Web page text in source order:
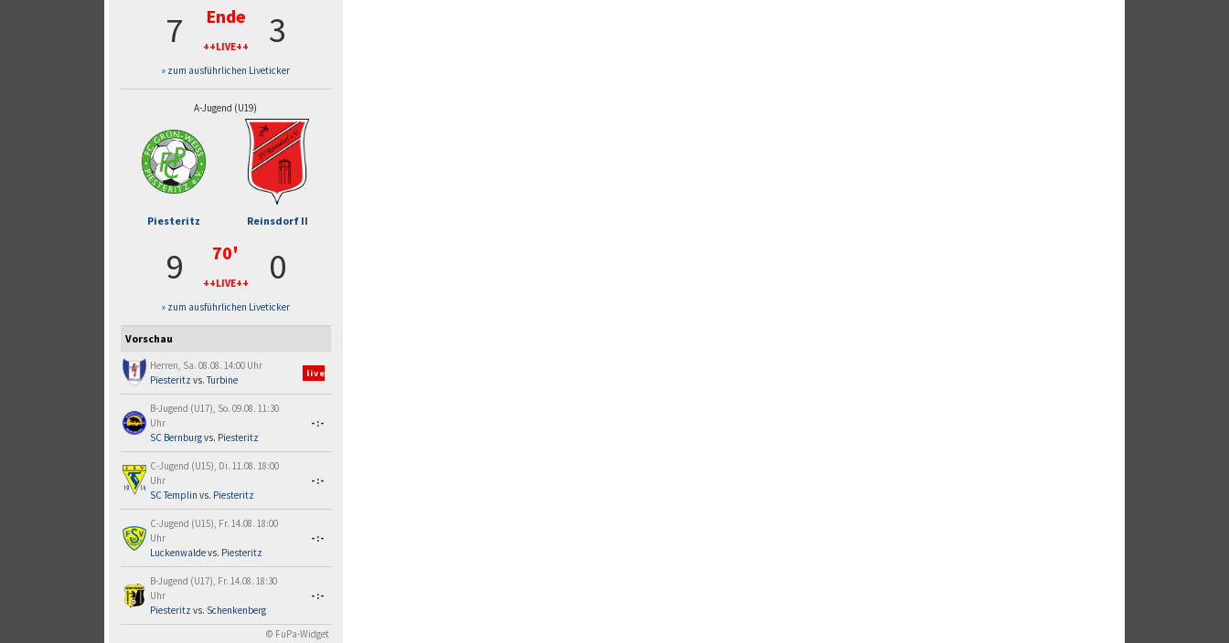
7 Ende
++LIVE++ 3
» zum ausführlichen Liveticker
A-Jugend (U19)
Piesteritz Reinsdorf II
9 70'
++LIVE++ 0
» zum ausführlichen Liveticker
Vorschau
Herren, Sa. 08.08. 14:00 Uhr
Piesteritz vs.Turbine
live
B-Jugend (U17), So. 09.08. 11:30
Uhr
SC Bernburgvs. Piesteritz
-:-
C-Jugend (U15), Di. 11.08. 18:00
Uhr
SC Templin vs. Piesteritz
-:-
C-Jugend (U15), Fr. 14.08. 18:00
Uhr
Luckenwaldevs. Piesteritz
-:-
B-Jugend (U17), Fr. 14.08. 18:30
Uhr
Piesteritz vs. Schenkenberg
-:-
© FuPa-Widget